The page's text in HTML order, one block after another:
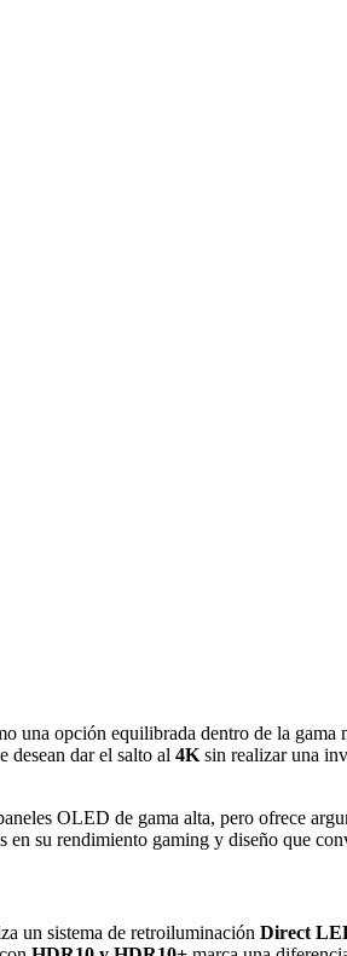
una opción equilibrada dentro de la
desean dar el salto al 4K sin realizar una
OLED de gama alta, pero ofrece
su rendimiento gaming y diseño que
un sistema de retroiluminación Direct